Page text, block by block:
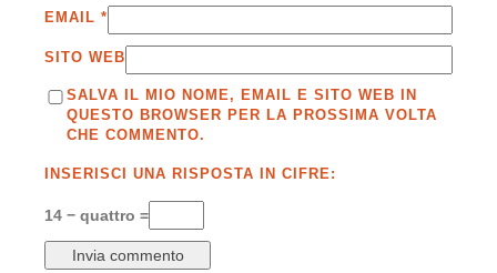
EMAIL *
SITO WEB
SALVA IL MIO NOME, EMAIL E SITO WEB IN
QUESTO BROWSER PER LA PROSSIMA VOLTA
CHE COMMENTO.
INSERISCI UNA RISPOSTA IN CIFRE:
14 − quattro =